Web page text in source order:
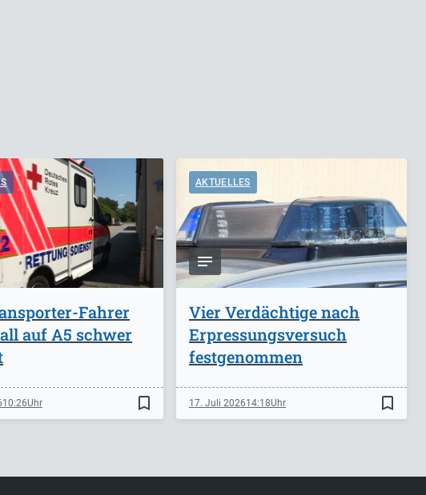
Fahrer
auf A5 schwer
10:26 bookmark_border
AKTUELLES
Vier Verdächtige nach
Erpressungsversuch
festgenommen
17. Juli 202614:18 bookmark_border